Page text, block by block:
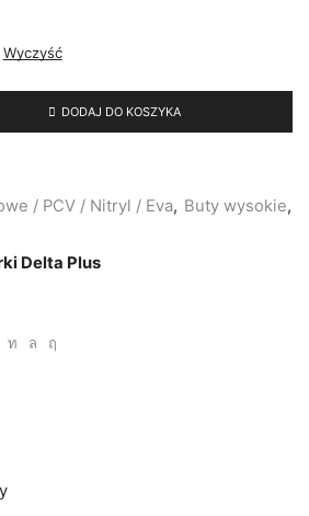
Wyczyść
DODAJ DO KOSZYKA
/ PCV / Nitryl / Eva, Buty wysokie,
Delta Plus